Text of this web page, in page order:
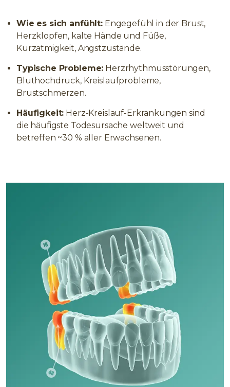
Wie es sich anfühlt: Engegefühl in der Brust,
Herzklopfen, kalte Hände und Füße,
Kurzatmigkeit, Angstzustände.
Typische Probleme: Herzrhythmusstörungen,
Bluthochdruck, Kreislaufprobleme,
Brustschmerzen.
Häufigkeit: Herz-Kreislauf-Erkrankungen sind
die häufigste Todesursache weltweit und
betreffen ~30 % aller Erwachsenen.